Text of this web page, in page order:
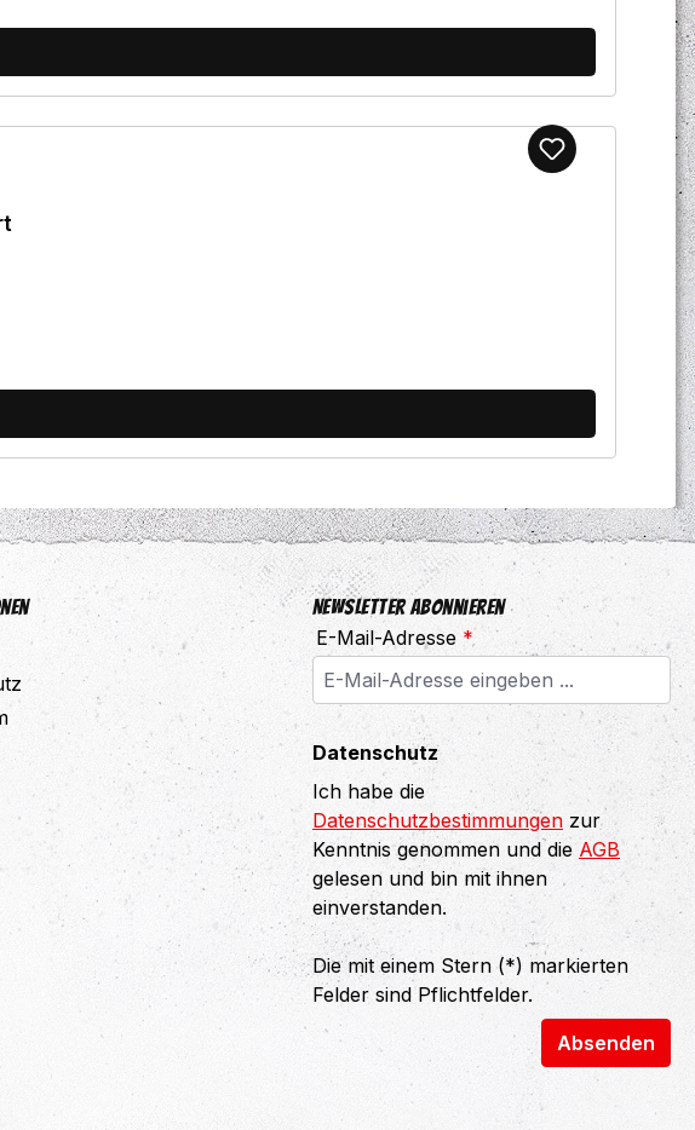
Newsletter abonnieren
E-Mail-Adresse *
Datenschutz
Ich habe die
Datenschutzbestimmungen zur
Kenntnis genommen und dieAGB
gelesen und bin mit ihnen
einverstanden.
Die mit einem Stern (*) markierten
Felder sind Pflichtfelder.
Absenden